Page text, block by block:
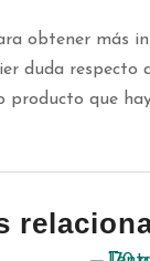
obtener más
duda respecto
producto que